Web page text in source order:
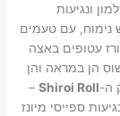
ונגיעות
נימוח, עם טעמים
עטופים באצה
הן במראה והן
ה-Shiroi Roll
–
ספייסי מיונז